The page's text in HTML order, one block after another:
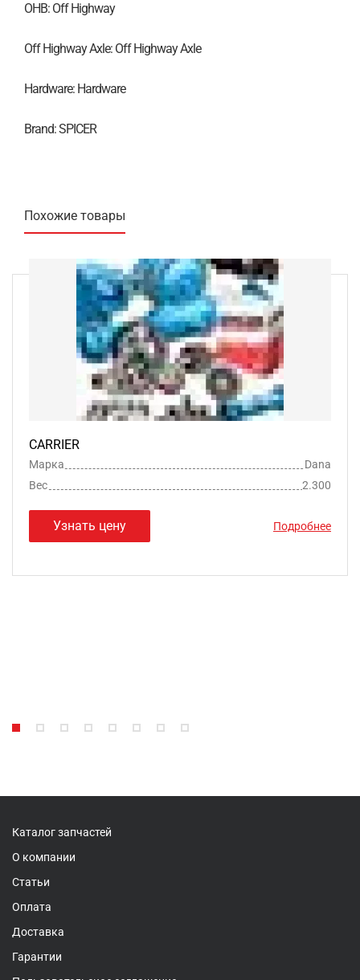
OHB: Off Highway
Off Highway Axle: Off Highway Axle
Hardware: Hardware
Brand: SPICER
Похожие товары
CARRIER
Марка
Dana
Вес
2.300
Узнать цену Подробнее
Каталог запчастей
О компании
Статьи
Оплата
Доставка
Гарантии